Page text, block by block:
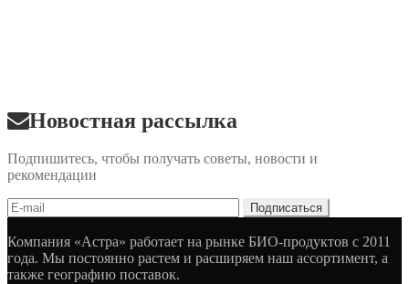
Новостная рассылка
Подпишитесь, чтобы получать советы, новости и
рекомендации
Компания «Астра» работает на рынке БИО-продуктов с 2011
года. Мы постоянно растем и расширяем наш ассортимент, а
также географию поставок.